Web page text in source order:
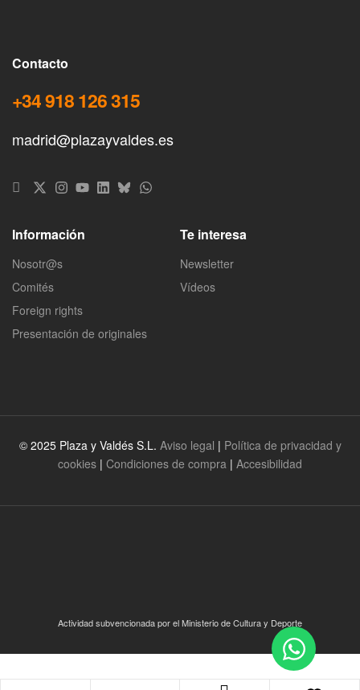
Contacto
+34 918 126 315
madrid@plazayvaldes.es
Información
Nosotr@s
Comités
Foreign rights
Presentación de originales
Te interesa
Newsletter
Vídeos
© 2025 Plaza y Valdés S.L. Aviso legal | Política de privacidad y
cookies | Condiciones de compra | Accesibilidad
Actividad subvencionada por el Ministerio de Cultura y Deporte